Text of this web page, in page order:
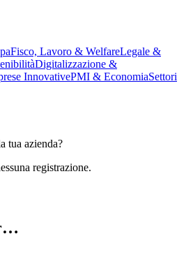
Fisco, Lavoro & WelfareLegale &
Digitalizzazione &
InnovativePMI & EconomiaSettori
tua azienda?
registrazione.